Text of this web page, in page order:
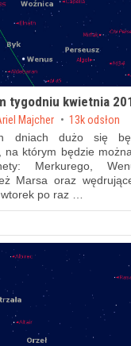
tygodniu kwietnia
Majcher 13k odsłon
dniach dużo się
na którym będzie
Merkurego,
Marsa oraz
wtorek po raz …